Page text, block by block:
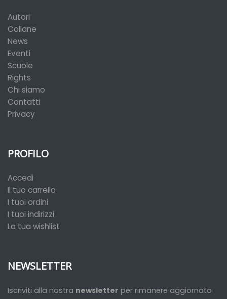
Autori
Collane
News
Eventi
Scuole
Rights
Chi siamo
Contatti
Privacy
PROFILO
Accedi
Il tuo carrello
I tuoi ordini
I tuoi indirizzi
La tua wishlist
NEWSLETTER
Iscriviti alla nostra newsletter per rimanere aggiornato